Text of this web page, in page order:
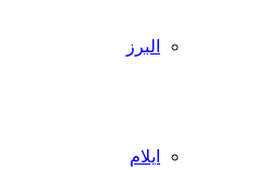
البرز
ایلام